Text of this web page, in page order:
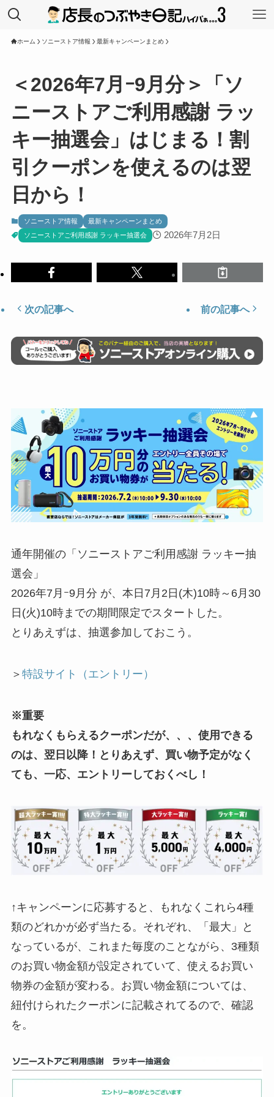
ホーム ソニーストア情報 最新キャンペーンまとめ
＜2026年7月ｰ9月分＞「ソ
ニーストアご利用感謝 ラッ
キー抽選会」はじまる！割
引クーポンを使えるのは翌
日から！
ソニーストア情報
最新キャンペーンまとめ
ソニーストアご利用感謝 ラッキー抽選会
2026年7月2日
次の記事へ 前の記事へ
通年開催の「ソニーストアご利用感謝 ラッキー抽
選会」
2026年7月ｰ9月分 が、本日7月2日(木)10時～6月30
日(火)10時までの期間限定でスタートした。
とりあえずは、抽選参加しておこう。
＞ 特設サイト（エントリー）
※重要
もれなくもらえるクーポンだが、、、使用できる
のは、翌日以降！とりあえず、買い物予定がなく
ても、一応、エントリーしておくべし！
↑キャンペーンに応募すると、もれなくこれら4種
類のどれかが必ず当たる。それぞれ、「最大」と
なっているが、これまた毎度のことながら、3種類
のお買い物金額が設定されていて、使えるお買い
物券の金額が変わる。お買い物金額については、
紐付けられたクーポンに記載されてるので、確認
を。